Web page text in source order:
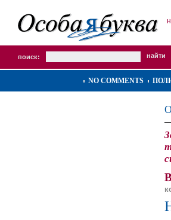
поиск:
NO COMMENTS